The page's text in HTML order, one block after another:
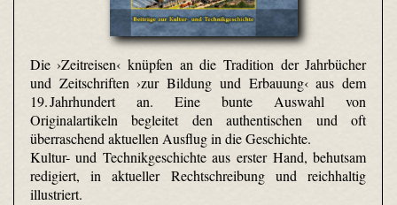
Die ›Zeitreisen‹ knüpfen an die Tradition der Jahrbücher
und Zeitschriften ›zur Bildung und Erbauung‹ aus dem
19. Jahrhundert an. Eine bunte Auswahl von
Originalartikeln begleitet den authentischen und oft
überraschend aktuellen Ausflug in die Geschichte.
Kultur- und Technikgeschichte aus erster Hand, behutsam
redigiert, in aktueller Rechtschreibung und reichhaltig
illustriert.